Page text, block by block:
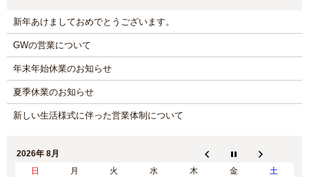
新年あけましておめでとうございます。
GWの営業について
年末年始休業のお知らせ
夏季休業のお知らせ
新しい生活様式に伴った営業体制について
2026年 8月
日
月 火 水 木 金
土